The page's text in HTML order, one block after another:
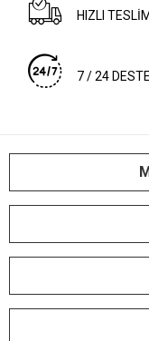
HIZLI
7 / 24